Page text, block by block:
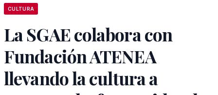
CULTURA
La SGAE colabora con
Fundación ATENEA
llevando la cultura a